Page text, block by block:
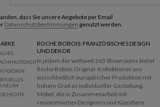
dass Sie unsere Angebote per Email
Datenschutzbestimmungen genutzt werden.
DESIGN
ROCHE BOBOIS: FRANZÖSISCHES DESIGN
UND DEKOR
In jedem der weltweit 265 Showrooms bietet
Roche Bobois Original- Kollektionen aus
ausschließlich europäischer Produktion mit
hohem Grad an individueller Gestaltung.
Möbel, die in Zusammenarbeit mit
renommierten Designern und Künstlern